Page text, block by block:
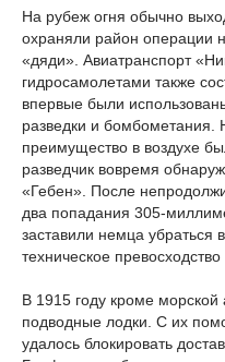
На рубеж огня обычно
охраняли район операции
«дяди». Авиатранспорт
гидросамолетами также
впервые были
разведки и
преимущество в воздухе
разведчик вовремя
«Гебен». После
два попадания 305-
заставили немца убраться
техническое
В 1915 году кроме
подводные лодки. С их
удалось блокировать